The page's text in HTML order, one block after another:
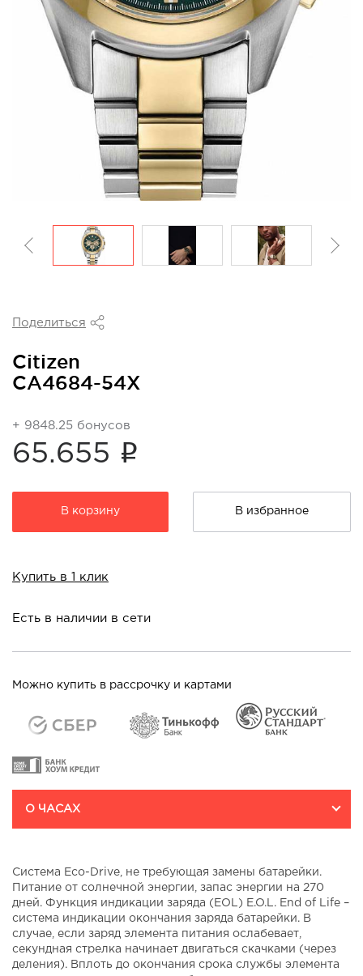
Поделиться
Citizen
CA4684-54X
+ 9848.25 бонусов
65.655 i
В корзину В избранное
Купить в 1 клик
Есть в наличии в сети
Можно купить в рассрочку и картами
О ЧАСАХ
Система Eco-Drive, не требующая замены батарейки.
Питание от солнечной энергии, запас энергии на 270
дней. Функция индикации заряда (EOL) E.O.L. End of Life –
система индикации окончания заряда батарейки. В
случае, если заряд элемента питания ослабевает,
секундная стрелка начинает двигаться скачками (через
деления). Вплоть до окончания срока службы элемента